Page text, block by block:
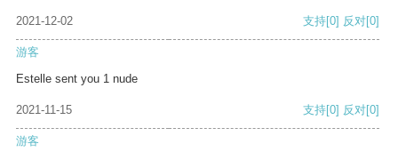
2021-12-02 支持[0] 反对[0]
游客
Estelle sent you 1 nude
2021-11-15 支持[0] 反对[0]
游客